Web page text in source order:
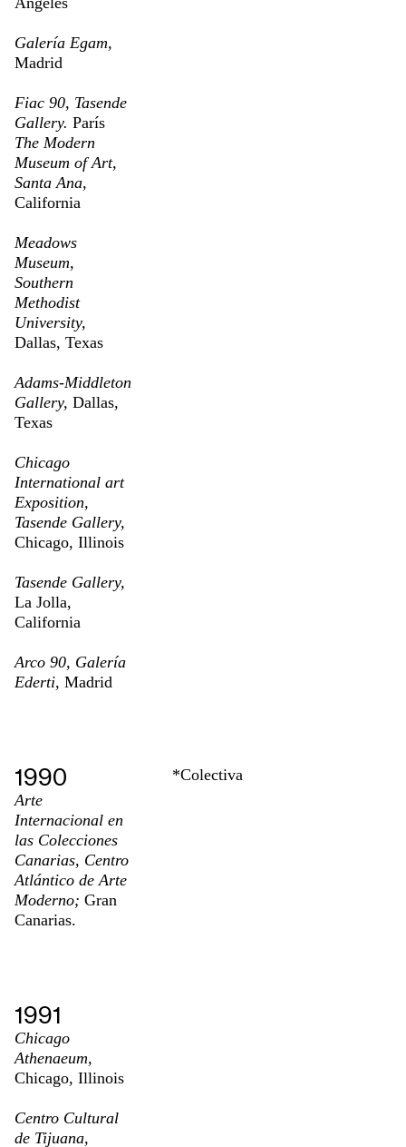
Galería Egam,
Madrid
Fiac 90, Tasende
Gallery. París
The Modern
Museum of Art,
Santa Ana,
California
Meadows
Museum,
Southern
Methodist
University,
Dallas, Texas
Adams-Middleton
Gallery, Dallas,
Texas
Chicago
International art
Exposition,
Tasende Gallery,
Chicago, Illinois
Tasende Gallery,
La Jolla,
California
Arco 90, Galería
Ederti, Madrid
1990
Arte
Internacional en
las Colecciones
Canarias, Centro
Atlántico de Arte
Moderno; Gran
Canarias.
*Colectiva
1991
Chicago
Athenaeum,
Chicago, Illinois
Centro Cultural
de Tijuana,